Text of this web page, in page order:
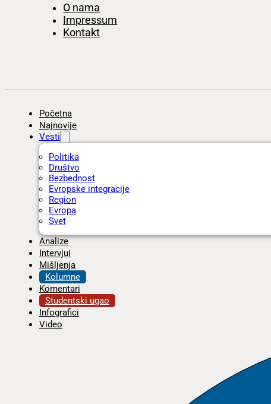
O nama
Impressum
Kontakt
Početna
Najnovije
Vesti
Politika
Društvo
Bezbednost
Evropske integracije
Region
Evropa
Svet
Analize
Intervjui
Mišljenja
Kolumne
Komentari
Studentski ugao
Infografici
Video